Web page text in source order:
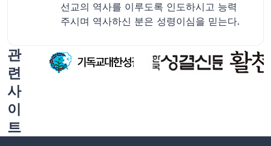
선교의 역사를 이루도록 인도하시고 능력
주시며 역사하신 분은 성령이심을 믿는다.
관
련
사
이
트